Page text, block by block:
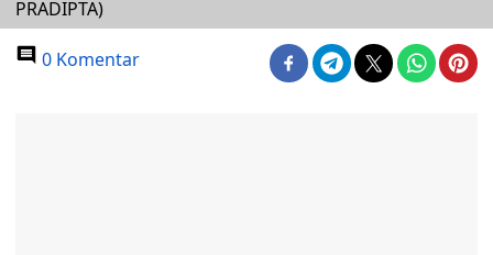
PRADIPTA)
0 Komentar